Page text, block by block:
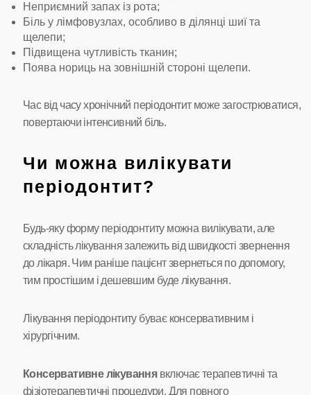
Неприємний запах із рота;
Біль у лімфовузлах, особливо в ділянці шиї та
щелепи;
Підвищена чутливість тканин;
Поява нориць на зовнішній стороні щелепи.
Час від часу хронічний періодонтит може загострюватися,
повертаючи інтенсивний біль.
Чи можна вилікувати
періодонтит?
Будь-яку форму періодонтиту можна вилікувати, але
складність лікування залежить від швидкості звернення
до лікаря. Чим раніше пацієнт звернеться по допомогу,
тим простішим і дешевшим буде лікування.
Лікування періодонтиту буває консервативним і
хірургічним.
Консервативне лікуваннявключає терапевтичні та
фізіотерапевтичні процедури. Для повного